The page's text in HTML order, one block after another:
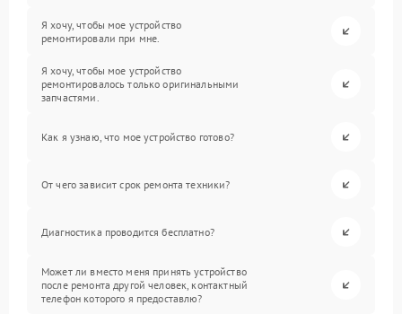
Я хочу, чтобы мое устройство
ремонтировали при мне.
Я хочу, чтобы мое устройство
ремонтировалось только оригинальными
запчастями.
Как я узнаю, что мое устройство готово?
От чего зависит срок ремонта техники?
Диагностика проводится бесплатно?
Может ли вместо меня принять устройство
после ремонта другой человек, контактный
телефон которого я предоставлю?